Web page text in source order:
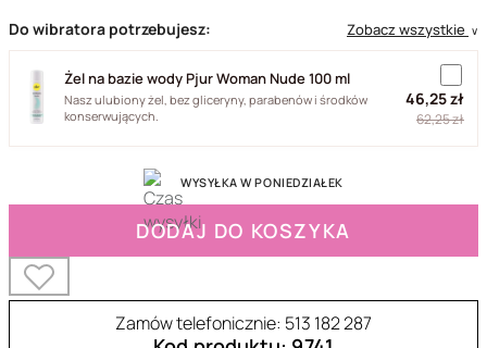
Do wibratora potrzebujesz: Zobacz wszystkie ∨
Żel na bazie wody Pjur Woman Nude 100 ml
Nasz ulubiony żel, bez gliceryny, parabenów i środków
konserwujących.
46,25 zł
62,25 zł
WYSYŁKA W PONIEDZIAŁEK
DODAJ DO KOSZYKA
Zamów telefonicznie: 513 182 287